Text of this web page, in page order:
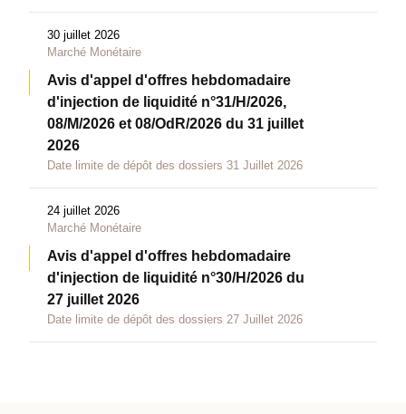
30 juillet 2026
Marché Monétaire
Avis d'appel d'offres hebdomadaire
d'injection de liquidité n°31/H/2026,
08/M/2026 et 08/OdR/2026 du 31 juillet
2026
Date limite de dépôt des dossiers 31 Juillet 2026
24 juillet 2026
Marché Monétaire
Avis d'appel d'offres hebdomadaire
d'injection de liquidité n°30/H/2026 du
27 juillet 2026
Date limite de dépôt des dossiers 27 Juillet 2026